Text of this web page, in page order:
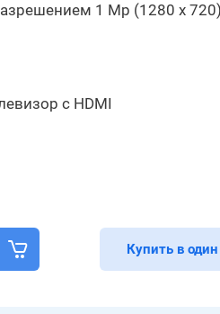
1 Mp (1280 х
с HDMI
Купить в